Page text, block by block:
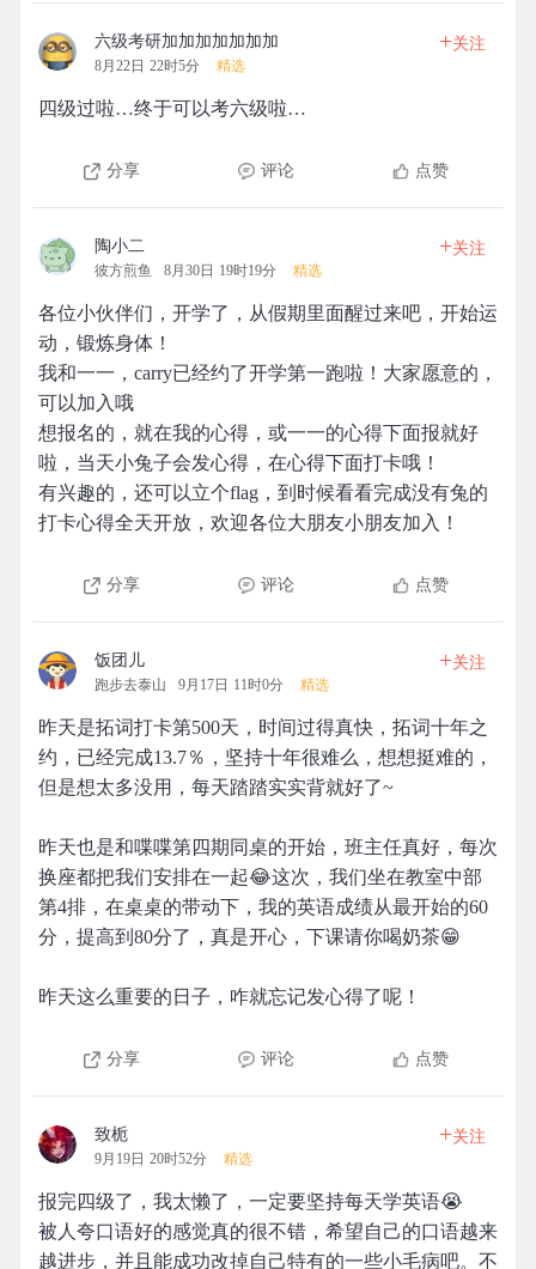
六级考研加加加加加加加
8月22日 22时5分 精选
+关注
四级过啦…终于可以考六级啦…
分享 评论 点赞
陶小二
彼方煎鱼 8月30日 19时19分 精选
+关注
各位小伙伴们，开学了，从假期里面醒过来吧，开始运
动，锻炼身体！
我和一一，carry已经约了开学第一跑啦！大家愿意的，
可以加入哦
想报名的，就在我的心得，或一一的心得下面报就好
啦，当天小兔子会发心得，在心得下面打卡哦！
有兴趣的，还可以立个flag，到时候看看完成没有兔的
打卡心得全天开放，欢迎各位大朋友小朋友加入！
分享 评论 点赞
饭团儿
跑步去泰山 9月17日 11时0分 精选
+关注
昨天是拓词打卡第500天，时间过得真快，拓词十年之
约，已经完成13.7％，坚持十年很难么，想想挺难的，
但是想太多没用，每天踏踏实实背就好了~
昨天也是和喋喋第四期同桌的开始，班主任真好，每次
换座都把我们安排在一起😂这次，我们坐在教室中部
第4排，在桌桌的带动下，我的英语成绩从最开始的60
分，提高到80分了，真是开心，下课请你喝奶茶😁
昨天这么重要的日子，咋就忘记发心得了呢！
分享 评论 点赞
致栀
9月19日 20时52分 精选
+关注
报完四级了，我太懒了，一定要坚持每天学英语😭
被人夸口语好的感觉真的很不错，希望自己的口语越来
越进步，并且能成功改掉自己特有的一些小毛病吧。不